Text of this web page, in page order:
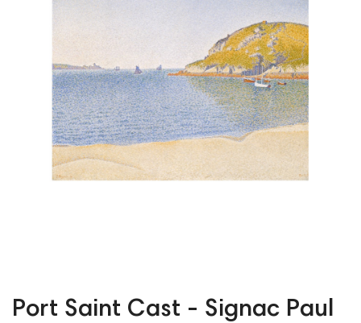
Port Saint Cast - Signac Paul